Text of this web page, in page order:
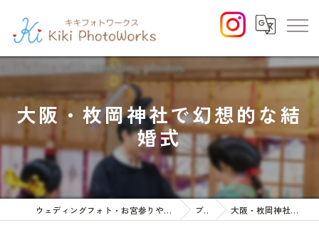
大阪・枚岡神社で幻想的な結
婚式
ウェディングフォト・お宮参りや七五三等のファミリーフォト ブログ 大阪・枚岡神社で幻想的な結婚式